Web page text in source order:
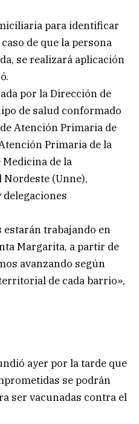
para identificar
de que la persona
se realizará aplicación
por la Dirección de
de salud conformado
Atención Primaria de
Primaria de la
Medicina de la
(Unne),
estarán trabajando en
Margarita, a partir de
avanzando según
de cada barrio»,
ayer por la tarde que
se podrán
ser vacunadas contra el